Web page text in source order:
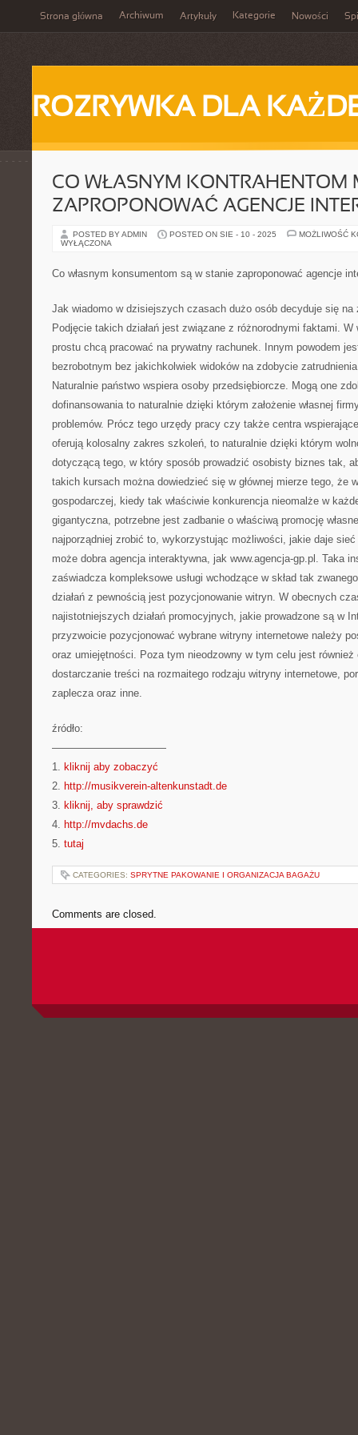
Strona główna Archiwum Artykuły Kategorie Nowości
ROZRYWKA DLA
CO WŁASNYM KONTRAHENTOM
ZAPROPONOWAĆ AGENCJE
POSTED BY ADMIN POSTED ON SIE - 10 - 2025
MOŻLIWOŚĆ
WYŁĄCZONA
Co własnym konsumentom są w stanie zaproponować agencje
Jak wiadomo w dzisiejszych czasach dużo osób decyduje się na
Podjęcie takich działań jest związane z różnorodnymi faktami.
prostu chcą pracować na prywatny rachunek. Innym powodem
bezrobotnym bez jakichkolwiek widoków na zdobycie
Naturalnie państwo wspiera osoby przedsiębiorcze. Mogą one
dofinansowania to naturalnie dzięki którym założenie własnej
problemów. Prócz tego urzędy pracy czy także centra
oferują kolosalny zakres szkoleń, to naturalnie dzięki którym
dotyczącą tego, w który sposób prowadzić osobisty biznes tak,
takich kursach można dowiedzieć się w głównej mierze tego, że
gospodarczej, kiedy tak właściwie konkurencja nieomalże w
gigantyczna, potrzebne jest zadbanie o właściwą promocję
najporządniej zrobić to, wykorzystując możliwości, jakie daje
może dobra agencja interaktywna, jak www.agencja-gp.pl. Taka
zaświadcza kompleksowe usługi wchodzące w skład tak
działań z pewnością jest pozycjonowanie witryn. W obecnych
najistotniejszych działań promocyjnych, jakie prowadzone są w
przyzwoicie pozycjonować wybrane witryny internetowe należy
oraz umiejętności. Poza tym nieodzowny w tym celu jest również
dostarczanie treści na rozmaitego rodzaju witryny internetowe,
zaplecza oraz inne.
źródło:
———————————
1. kliknij aby zobaczyć
2. http://musikverein-altenkunstadt.de
3. kliknij, aby sprawdzić
4. http://mvdachs.de
5. tutaj
CATEGORIES: SPRYTNE PAKOWANIE I ORGANIZACJA BAGAŻU
Comments are closed.